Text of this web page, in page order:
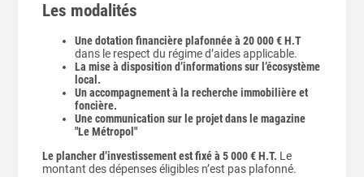
Les modalités
Une dotation financière plafonnée à 20 000 € H.T
dans le respect du régime d’aides applicable.
La mise à disposition d’informations sur l’écosystème
local.
Un accompagnement à la recherche immobilière et
foncière.
Une communication sur le projet dans le magazine
"Le Métropol"
Le plancher d’investissement est fixé à 5 000 € H.T. Le
montant des dépenses éligibles n’est pas plafonné.